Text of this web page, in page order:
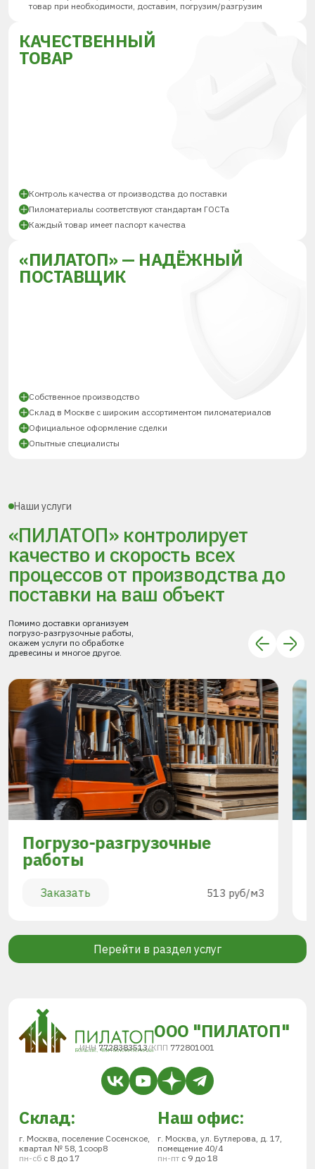
товар при необходимости, доставим, погрузим/разгрузим
КАЧЕСТВЕННЫЙ
ТОВАР
Контроль качества от производства до поставки
Пиломатериалы соответствуют стандартам ГОСТа
Каждый товар имеет паспорт качества
«ПИЛАТОП» — НАДЁЖНЫЙ
ПОСТАВЩИК
Собственное производство
Склад в Москве с широким ассортиментом пиломатериалов
Официальное оформление сделки
Опытные специалисты
Наши услуги
«ПИЛАТОП» контролирует
качество и скорость всех
процессовот производства до
поставки на ваш объект
Помимо доставки организуем
погрузо-разгрузочные работы,
окажем услуги по обработке
древесины и многое другое.
Погрузо-разгрузочные
работы
Заказать 513 руб/м3
Перейти в раздел услуг
ООО "ПИЛАТОП"
ИНН 7728383513/КПП 772801001
Склад:
г. Москва, поселение Сосенское,
квартал № 58, 1соор8
пн-сб с 8 до 17
Наш офис:
г. Москва, ул. Бутлерова, д. 17,
помещение 40/4
пн-пт с 9 до 18